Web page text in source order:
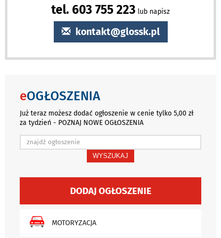
tel. 603 755 223 lub napisz
kontakt@glossk.pl
eOGŁOSZENIA
Już teraz możesz dodać ogłoszenie w cenie tylko 5,00 zł
za tydzień - POZNAJ NOWE OGŁOSZENIA
WYSZUKAJ
DODAJ OGŁOSZENIE
MOTORYZACJA